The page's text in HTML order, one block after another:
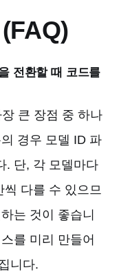
전환할 때 코드를
큰 장점 중 하나
경우 모델 ID 파
. 단, 각 모델마다
씩 다를 수 있으므
는 것이 좋습니
를 미리 만들어
니다.